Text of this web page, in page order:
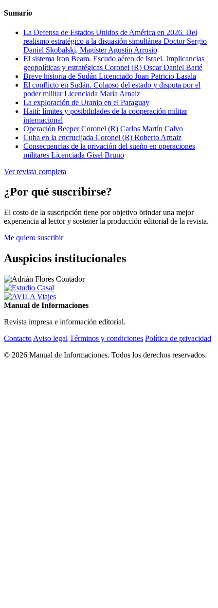
Sumario
La Defensa de Estados Unidos de América en 2026. Del
realismo estratégico a la disuasión simultánea Doctor Sergio
Daniel Skobalski, Magíster Agustín Arrosio
El sistema Iron Beam. Escudo aéreo de Israel. Implicancias
geopolíticas y estratégicas Coronel (R) Oscar Daniel Barié
Breve historia de Sudán Licenciado Juan Patricio Lasala
El conflicto en Sudán. Colapso del estado y disputa por el
poder militarLicenciada María Arnaiz
La exploración de Uranio en el Paraguay
Haití: límites y posibilidades de la cooperación militar
internacional
Operación BeeperCoronel (R) Carlos Martín Calvo
Cuba en la encrucijada Coronel (R) Roberto Arnaiz
Consecuencias de la privación del sueño en operaciones
militares Licenciada Gisel Bruno
Ver revista completa
¿Por qué suscribirse?
El costo de la suscripción tiene por objetivo brindar una mejor
experiencia al lector y sostener la producción editorial de la revista.
Me quiero suscribir
Auspicios institucionales
Manual de Informaciones
Revista impresa e información editorial.
Contacto Aviso legal Términos y condiciones Política de privacidad
© 2026 Manual de Informaciones. Todos los derechos reservados.